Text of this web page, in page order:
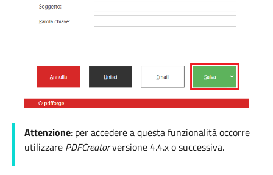
Attenzione: per accedere a questa funzionalità occorre
utilizzare PDFCreatorversione 4.4.x o successiva.